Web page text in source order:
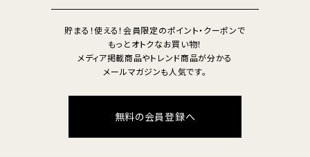
貯まる！使える！会員限定のポイント・クーポンで
もっとオトクなお買い物！
メディア掲載商品やトレンド商品が分かる
メールマガジンも人気です。
無料の会員登録へ